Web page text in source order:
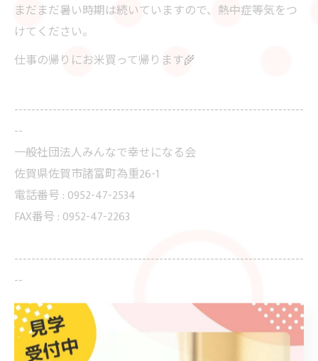
まだまだ暑い時期は続いていますので、熱中症等気をつ
けてください。
仕事の帰りにお米買って帰ります🌾
--------------------------------------------------------------------
--
一般社団法人みんなで幸せになる会
佐賀県佐賀市諸富町為重26-1
電話番号 : 0952-47-2534
FAX番号 : 0952-47-2263
--------------------------------------------------------------------
--
ブログ